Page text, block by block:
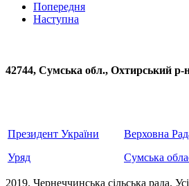
Попередня
Наступна
42744, Сумська обл.,
Президент України
Уряд
Верховна
Сумська
2019. Чернеччинська сільська рада.